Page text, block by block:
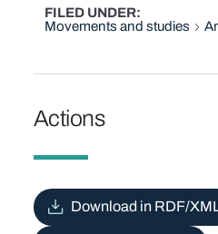
FILED UNDER
Movements and studies
Actions
Download in RDF/